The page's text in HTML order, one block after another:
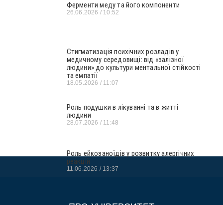
Ферменти меду та його компоненти
26.06.2026 10:52
Стигматизація психічних розладів у
медичному середовищі: від «залізної
людини» до культури ментальної стійкості
та емпатії
18.05.2026 11:07
Роль подушки в лікуванні та в житті
людини
28.07.2026 11:48
Роль ейкозаноїдів у розвитку алергічних
реакцій
11.06.2026 13:37